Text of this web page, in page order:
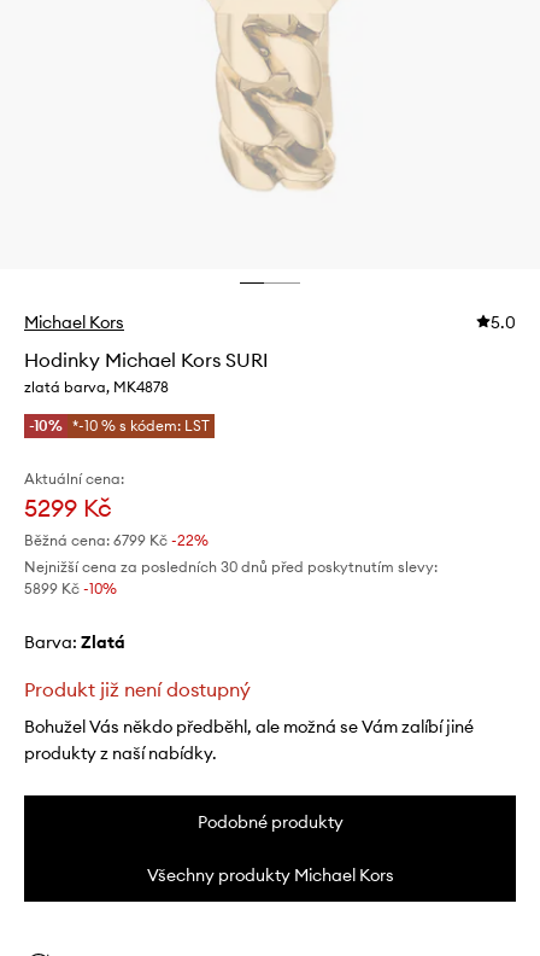
Michael Kors 5.0
Hodinky Michael Kors SURI
zlatá barva, MK4878
-10% *-10 % s kódem: LST
Aktuální cena:
5299 Kč
Běžná cena: 6799 Kč -22%
Nejnižší cena za posledních 30 dnů před poskytnutím slevy:
5899 Kč -10%
Barva: zlatá
Produkt již není dostupný
Bohužel Vás někdo předběhl, ale možná se Vám zalíbí jiné
produkty z naší nabídky.
Podobné produkty
Všechny produkty Michael Kors